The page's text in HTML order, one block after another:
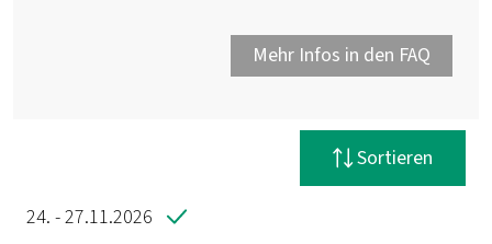
Filter zurücksetzen
Mehr Infos in den FAQ
Sortieren
24. - 27.11.2026